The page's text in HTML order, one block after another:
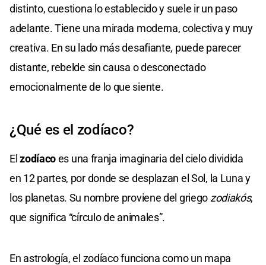
distinto, cuestiona lo establecido y suele ir un paso
adelante. Tiene una mirada moderna, colectiva y muy
creativa. En su lado más desafiante, puede parecer
distante, rebelde sin causa o desconectado
emocionalmente de lo que siente.
¿Qué es el zodíaco?
Elzodíacoes una franja imaginaria del cielo dividida
en 12 partes, por donde se desplazan el Sol, la Luna y
los planetas. Su nombre proviene del griego zodiakós,
que significa “círculo de animales”.
En astrología, el zodíaco funciona como un mapa